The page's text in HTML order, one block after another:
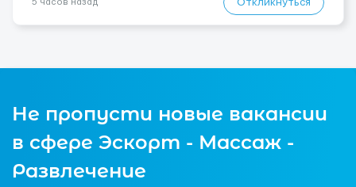
5 часов назад Откликнуться
Не пропусти новые вакансии
в сфере Эскорт - Массаж -
Развлечение